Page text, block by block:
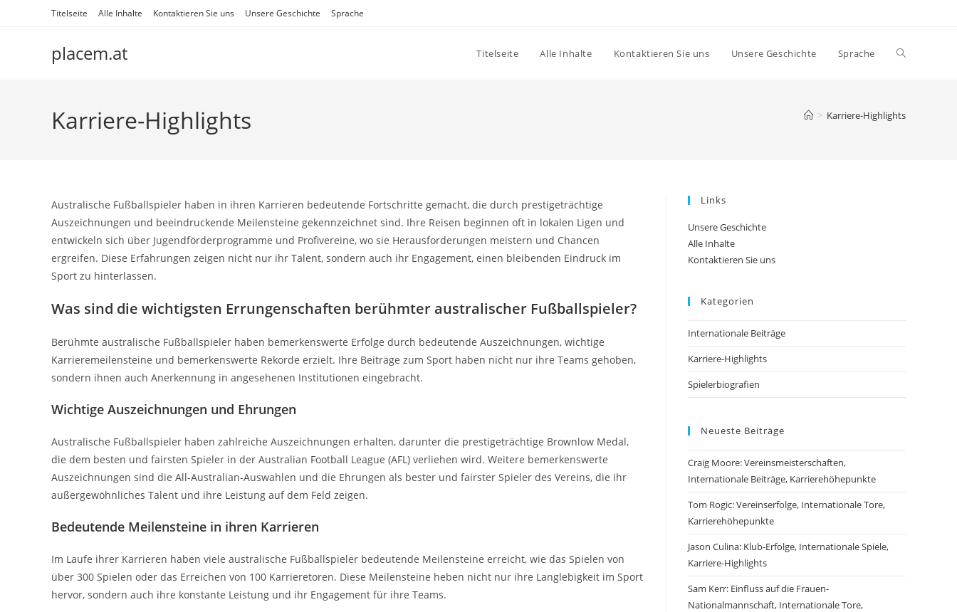
Titelseite Alle Inhalte Kontaktieren Sie uns Unsere Geschichte Sprache
placem.at Titelseite Alle Inhalte Kontaktieren Sie uns Unsere Geschichte Sprache Toggle
Karriere-Highlights > Karriere-Highlights
Australische Fußballspieler haben in ihren Karrieren bedeutende Fortschritte gemacht, die durch prestigeträchtige
Auszeichnungen und beeindruckende Meilensteine gekennzeichnet sind. Ihre Reisen beginnen oft in lokalen Ligen und
entwickeln sich über Jugendförderprogramme und Profivereine, wo sie Herausforderungen meistern und Chancen
ergreifen. Diese Erfahrungen zeigen nicht nur ihr Talent, sondern auch ihr Engagement, einen bleibenden Eindruck im
Sport zu hinterlassen.
Was sind die wichtigsten Errungenschaften berühmter australischer Fußballspieler?
Berühmte australische Fußballspieler haben bemerkenswerte Erfolge durch bedeutende Auszeichnungen, wichtige
Karrieremeilensteine und bemerkenswerte Rekorde erzielt. Ihre Beiträge zum Sport haben nicht nur ihre Teams gehoben,
sondern ihnen auch Anerkennung in angesehenen Institutionen eingebracht.
Wichtige Auszeichnungen und Ehrungen
Australische Fußballspieler haben zahlreiche Auszeichnungen erhalten, darunter die prestigeträchtige Brownlow Medal,
die dem besten und fairsten Spieler in der Australian Football League (AFL) verliehen wird. Weitere bemerkenswerte
Auszeichnungen sind die All-Australian-Auswahlen und die Ehrungen als bester und fairster Spieler des Vereins, die ihr
außergewöhnliches Talent und ihre Leistung auf dem Feld zeigen.
Bedeutende Meilensteine in ihren Karrieren
Im Laufe ihrer Karrieren haben viele australische Fußballspieler bedeutende Meilensteine erreicht, wie das Spielen von
über 300 Spielen oder das Erreichen von 100 Karrieretoren. Diese Meilensteine heben nicht nur ihre Langlebigkeit im Sport
hervor, sondern auch ihre konstante Leistung und ihr Engagement für ihre Teams.
Links
Unsere Geschichte
Alle Inhalte
Kontaktieren Sie uns
Kategorien
Internationale Beiträge
Karriere-Highlights
Spielerbiografien
Neueste Beiträge
Craig Moore: Vereinsmeisterschaften,
Internationale Beiträge, Karrierehöhepunkte
Tom Rogic: Vereinserfolge, Internationale Tore,
Karrierehöhepunkte
Jason Culina: Klub-Erfolge, Internationale Spiele,
Karriere-Highlights
Sam Kerr: Einfluss auf die Frauen-
Nationalmannschaft, Internationale Tore,